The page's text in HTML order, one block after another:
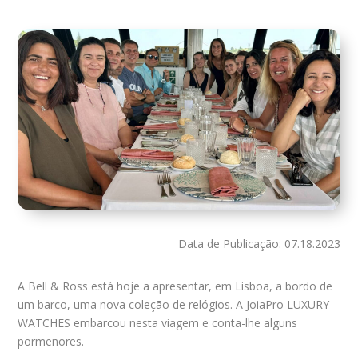
Data de Publicação: 07.18.2023
A Bell & Ross está hoje a apresentar, em Lisboa, a bordo de
um barco, uma nova coleção de relógios. A JoiaPro LUXURY
WATCHES embarcou nesta viagem e conta-lhe alguns
pormenores.